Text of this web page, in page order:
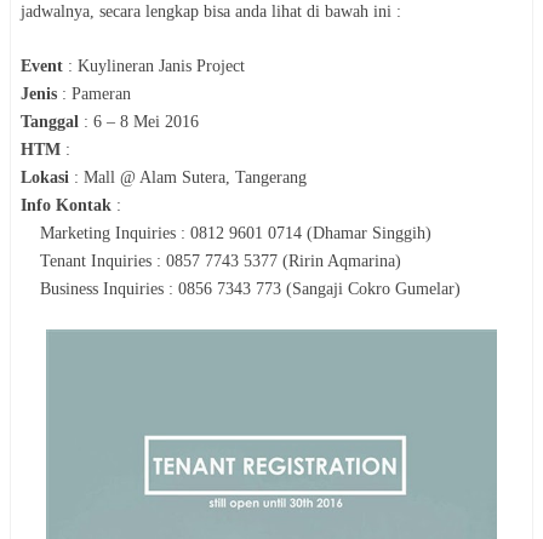
jadwalnya, secara lengkap bisa anda lihat di bawah ini :
Event : Kuylineran Janis Project
Jenis : Pameran
Tanggal : 6 – 8 Mei 2016
HTM :
Lokasi : Mall @ Alam Sutera, Tangerang
Info Kontak :
Marketing Inquiries : 0812 9601 0714 (Dhamar Singgih)
Tenant Inquiries : 0857 7743 5377 (Ririn Aqmarina)
Business Inquiries : 0856 7343 773 (Sangaji Cokro Gumelar)